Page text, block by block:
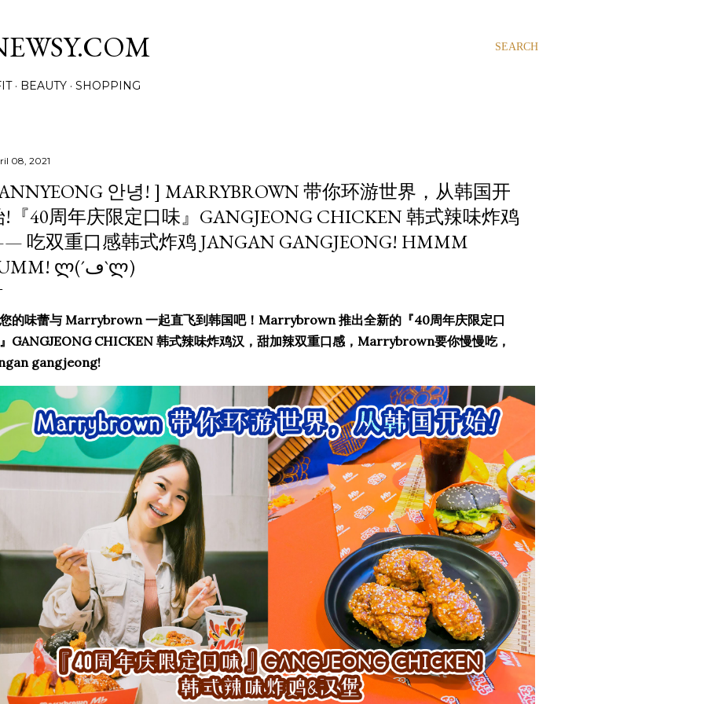
SEARCH
BEAUTY SHOPPING
08, 2021
안녕! ] MARRYBROWN 带你环游世界，从韩国开
!『40周年庆限定口味』GANGJEONG CHICKEN 韩式辣味炸鸡
吃双重口感韩式炸鸡 JANGAN GANGJEONG! HMMM
YUMM! Ლ(´ڡ`Ლ)
的味蕾与 Marrybrown 一起直飞到韩国吧！Marrybrown 推出全新的『40周年庆限定口
GANGJEONG CHICKEN 韩式辣味炸鸡汉，甜加辣双重口感，Marrybrown要你慢慢吃，
gangjeong!